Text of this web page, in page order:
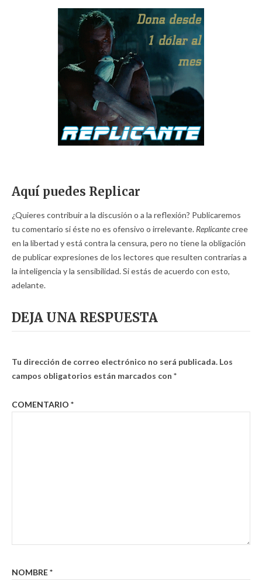
Aquí puedes Replicar
¿Quieres contribuir a la discusión o a la reflexión? Publicaremos
tu comentario si éste no es ofensivo o irrelevante. Replicantecree
en la libertad y está contra la censura, pero no tiene la obligación
de publicar expresiones de los lectores que resulten contrarias a
la inteligencia y la sensibilidad. Si estás de acuerdo con esto,
adelante.
DEJA UNA RESPUESTA
Tu dirección de correo electrónico no será publicada. Los
campos obligatorios están marcados con *
COMENTARIO *
NOMBRE*